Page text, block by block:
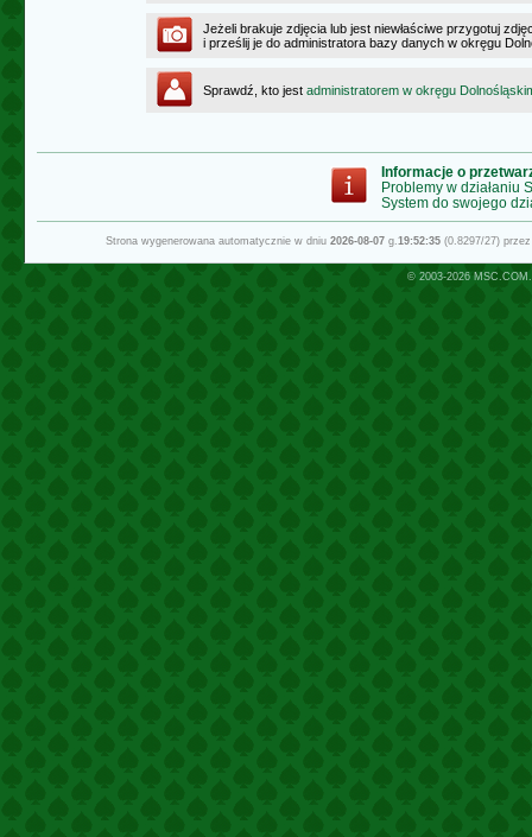
Jeżeli brakuje zdjęcia lub jest niewłaściwe przygotuj
i prześlij je do administratora bazy danych w okręgu
Sprawdź, kto jest administratorem w okręgu
Informacje o
Problemy w działaniu
System do swojego
Strona wygenerowana automatycznie w dniu 2026-08-07g.19:52:35(0.8297/27)
© 2003-2026